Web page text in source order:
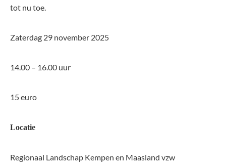
tot nu toe.
Zaterdag 29 november 2025
14.00 – 16.00 uur
15 euro
Locatie
Regionaal Landschap Kempen en Maasland vzw